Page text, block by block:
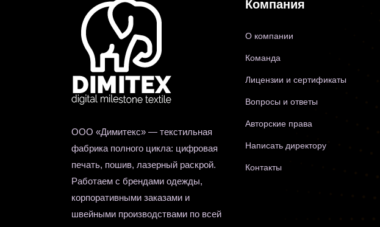
ООО «Димитекс» — текстильная
фабрика полного цикла: цифровая
печать, пошив, лазерный раскрой.
Работаем с брендами одежды,
корпоративными заказами и
швейными производствами по всей
Компания
О компании
Команда
Лицензии и сертификаты
Вопросы и ответы
Авторские права
Написать директору
Контакты